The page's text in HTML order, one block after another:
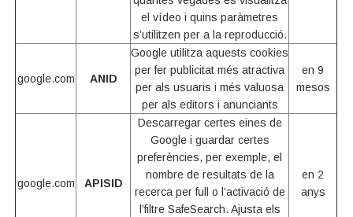
el vídeo i quins paràmetres
s’utilitzen per a la reproducció.
google.com ANID
Google utilitza aquests cookies
per fer publicitat més atractiva
per als usuaris i més valuosa
per als editors i anunciants
en 9
mesos
google.com APISID
Descarregar certes eines de
Google i guardar certes
preferències, per exemple, el
nombre de resultats de la
recerca per full o l’activació de
l’filtre SafeSearch. Ajusta els
en 2
anys